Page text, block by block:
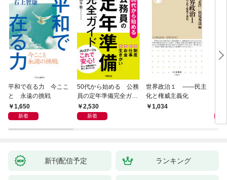
平和で在る力 今ここ
と 永遠の挑戦
1,650
新着
50代から始める 公務
員の定年準備完全ガイ
ド2,530
新着
世界政治１ ――民主
化と権威主義化
1,034
新刊配信予定 ランキング